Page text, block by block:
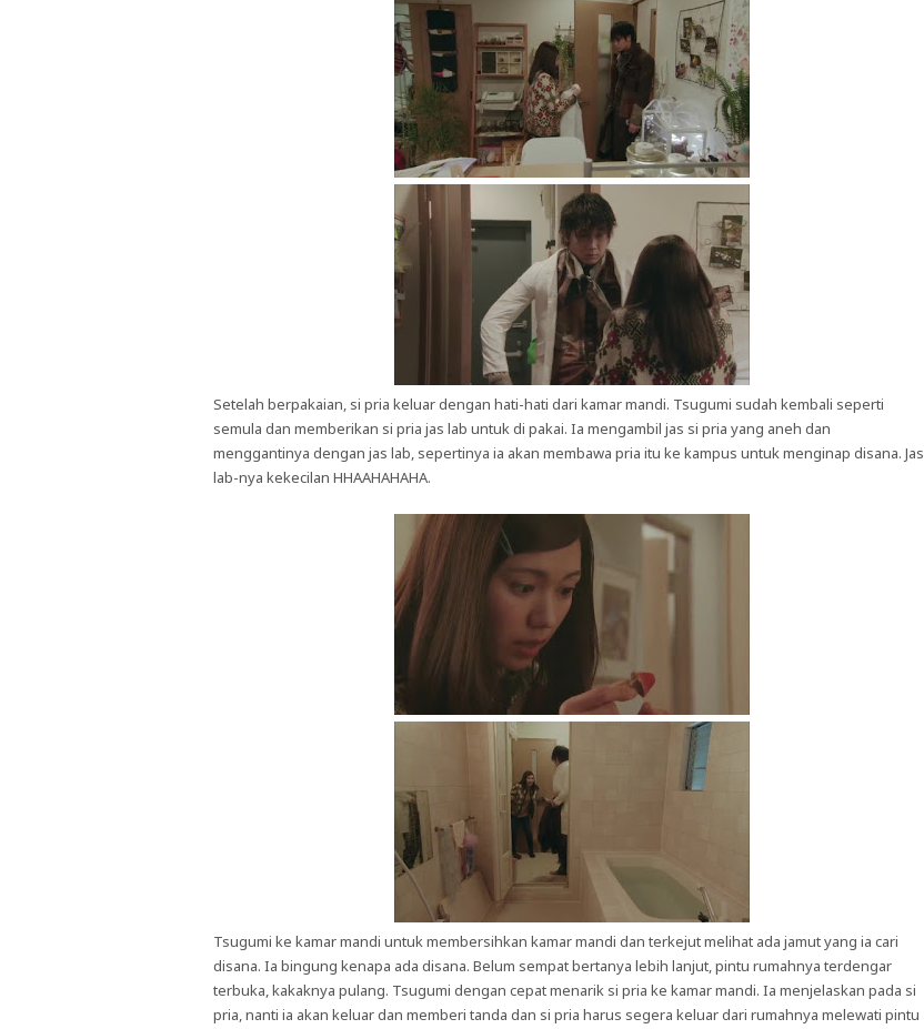
Setelah berpakaian, si pria keluar dengan hati-hati dari kamar mandi. Tsugumi sudah kembali seperti
semula dan memberikan si pria jas lab untuk di pakai. Ia mengambil jas si pria yang aneh dan
menggantinya dengan jas lab, sepertinya ia akan membawa pria itu ke kampus untuk menginap disana. Jas
lab-nya kekecilan HHAAHAHAHA.
Tsugumi ke kamar mandi untuk membersihkan kamar mandi dan terkejut melihat ada jamut yang ia cari
disana. Ia bingung kenapa ada disana. Belum sempat bertanya lebih lanjut, pintu rumahnya terdengar
terbuka, kakaknya pulang. Tsugumi dengan cepat menarik si pria ke kamar mandi. Ia menjelaskan pada si
pria, nanti ia akan keluar dan memberi tanda dan si pria harus segera keluar dari rumahnya melewati pintu